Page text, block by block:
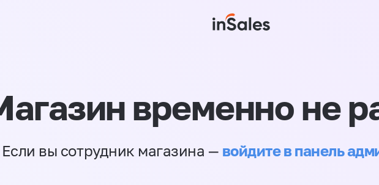
временно не
Если вы сотрудник магазина — войдите в панель